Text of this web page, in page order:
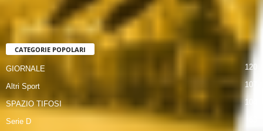
CATEGORIE POPOLARI
GIORNALE 120
Altri Sport 107
SPAZIO TIFOSI 104
Serie D